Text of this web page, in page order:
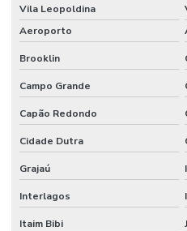
Embalagens Técnicas Para
Embalagens Técnicas Para
Embalagens Técnicas Para
Embalagens Técnicas Para
Embalagens Tecnológicas Para
Empresa De Recuperação De
Empresa De Recuperação E
Vila Leopoldina
Aeroporto
Brooklin
Campo Grande
Capão Redondo
Cidade Dutra
Grajaú
Interlagos
Itaim Bibi